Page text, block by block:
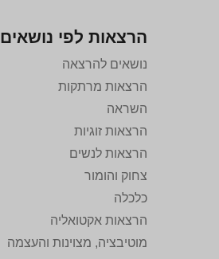
הרצאות לפי נושאים
נושאים להרצאה
הרצאות מרתקות
השראה
הרצאות זוגיות
הרצאות לנשים
צחוק והומור
כלכלה
הרצאות אקטואליה
מוטיבציה, מצוינות והעצמה